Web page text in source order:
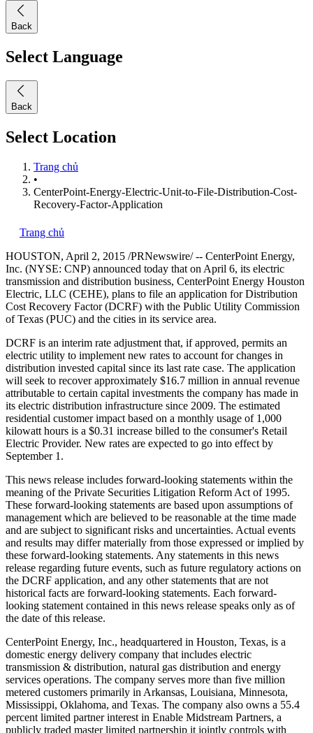
Back
Select Language
Back
Select Location
Trang chủ
•
CenterPoint-Energy-Electric-Unit-to-File-Distribution-Cost-
Recovery-Factor-Application
Trang chủ
HOUSTON, April 2, 2015 /PRNewswire/ -- CenterPoint Energy,
Inc. (NYSE: CNP) announced today that on April 6, its electric
transmission and distribution business, CenterPoint Energy Houston
Electric, LLC (CEHE), plans to file an application for Distribution
Cost Recovery Factor (DCRF) with the Public Utility Commission
ofTexas (PUC) and the cities in its service area.
DCRF is an interim rate adjustment that, if approved, permits an
electric utility to implement new rates to account for changes in
distribution invested capital since its last rate case. The application
will seek to recover approximately $16.7 million in annual revenue
attributable to certain capital investments the company has made in
its electric distribution infrastructure since 2009. The estimated
residential customer impact based on a monthly usage of 1,000
kilowatt hours is a $0.31 increase billed to the consumer's Retail
Electric Provider. New rates are expected to go into effect by
September 1 .
This news release includes forward-looking statements within the
meaning of the Private Securities Litigation Reform Act of 1995.
These forward-looking statements are based upon assumptions of
management which are believed to be reasonable at the time made
and are subject to significant risks and uncertainties. Actual events
and results may differ materially from those expressed or implied by
these forward-looking statements. Any statements in this news
release regarding future events, such as future regulatory actions on
the DCRF application, and any other statements that are not
historical facts are forward-looking statements. Each forward-
looking statement contained in this news release speaks only as of
the date of this release.
CenterPoint Energy, Inc., headquartered in Houston, Texas, is a
domestic energy delivery company that includes electric
transmission & distribution, natural gas distribution and energy
services operations. The company serves more than five million
metered customers primarily in Arkansas, Louisiana, Minnesota,
Mississippi, Oklahoma, and Texas. The company also owns a 55.4
percent limited partner interest in Enable Midstream Partners, a
publicly traded master limited partnership it jointly controls with